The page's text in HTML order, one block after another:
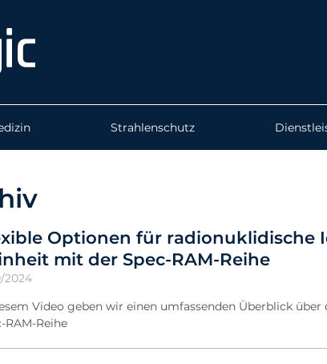
Strahlenschutz
Optionen für radionuklidische
mit der Spec-RAM-Reihe
2024
Video geben wir einen umfassenden Überblick
RAM-Reihe